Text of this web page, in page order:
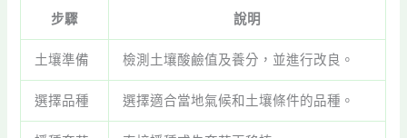
步驟 說明
土壤準備 檢測土壤酸鹼值及養分，並進行改良。
選擇品種 選擇適合當地氣候和土壤條件的品種。